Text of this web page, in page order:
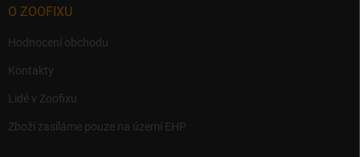
O ZOOFIXU
Hodnocení obchodu
Kontakty
Lidé v Zoofixu
Zboží zasíláme pouze na území EHP